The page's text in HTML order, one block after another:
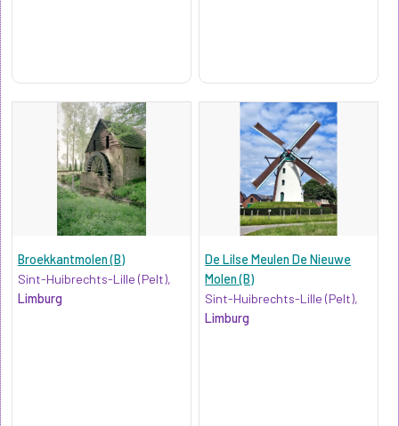
Broekkantmolen (B)
Sint-Huibrechts-Lille (Pelt),
Limburg
De Lilse Meulen De Nieuwe
Molen (B)
Sint-Huibrechts-Lille (Pelt),
Limburg